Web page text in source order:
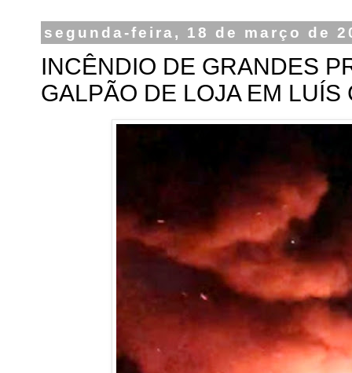
segunda-feira, 18 de março de
INCÊNDIO DE GRANDES
GALPÃO DE LOJA EM LUÍS